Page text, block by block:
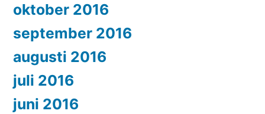
oktober 2016
september 2016
augusti 2016
juli 2016
juni 2016